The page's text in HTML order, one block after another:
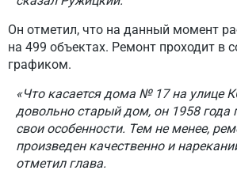
Он отметил, что на данный момент
на 499 объектах. Ремонт проходит в
графиком.
«Что касается дома № 17 на улице
довольно старый дом, он 1958 года
свои особенности. Тем не менее,
произведен качественно и
отметил глава.